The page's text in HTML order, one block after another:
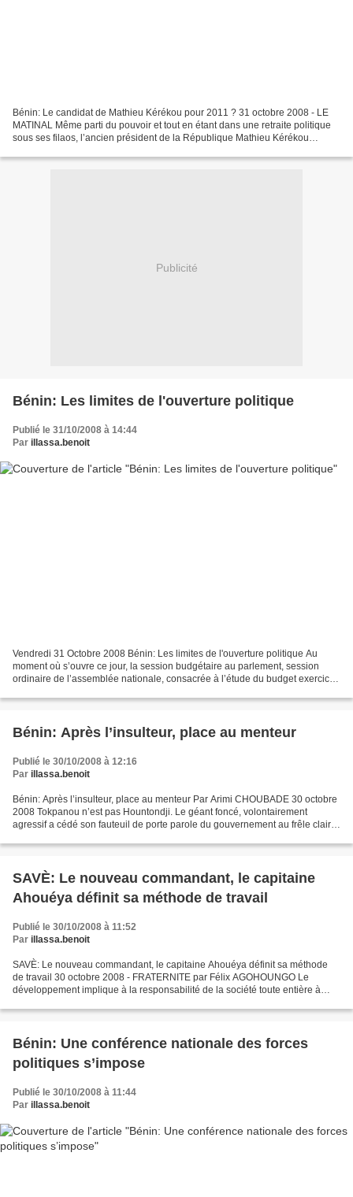
Bénin: Le candidat de Mathieu Kérékou pour 2011 ? 31 octobre 2008 - LE
MATINAL Même parti du pouvoir et tout en étant dans une retraite politique
sous ses filaos, l’ancien président de la République Mathieu Kérékou
Publicité
Bénin: Les limites de l'ouverture politique
Publié le 31/10/2008 à 14:44
Par illassa.benoit
Vendredi 31 Octobre 2008 Bénin: Les limites de l'ouverture politique Au
moment où s’ouvre ce jour, la session budgétaire au parlement, session
ordinaire de l’assemblée nationale, consacrée à l’étude du budget exercice
Bénin: Après l’insulteur, place au menteur
Publié le 30/10/2008 à 12:16
Par illassa.benoit
Bénin: Après l’insulteur, place au menteur Par Arimi CHOUBADE 30 octobre
2008 Tokpanou n’est pas Hountondji. Le géant foncé, volontairement
agressif a cédé son fauteuil de porte parole du gouvernement au frêle clair,
SAVÈ: Le nouveau commandant, le capitaine
Ahouéya définit sa méthode de travail
Publié le 30/10/2008 à 11:52
Par illassa.benoit
SAVÈ: Le nouveau commandant, le capitaine Ahouéya définit sa méthode
de travail 30 octobre 2008 - FRATERNITE par Félix AGOHOUNGO Le
développement implique à la responsabilité de la société toute entière à
Bénin: Une conférence nationale des forces
politiques s’impose
Publié le 30/10/2008 à 11:44
Par illassa.benoit